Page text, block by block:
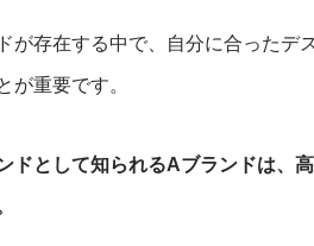
が存在する中で、自分に合ったデ
が重要です。
ドとして知られるAブランドは、